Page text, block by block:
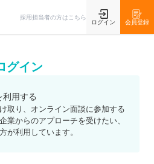
採用担当者の方はこちら
ログイン 会員登録
グイン
利用する
取り、オンライン面談に参加する
業からのアプローチを受けたい、
が利用しています。